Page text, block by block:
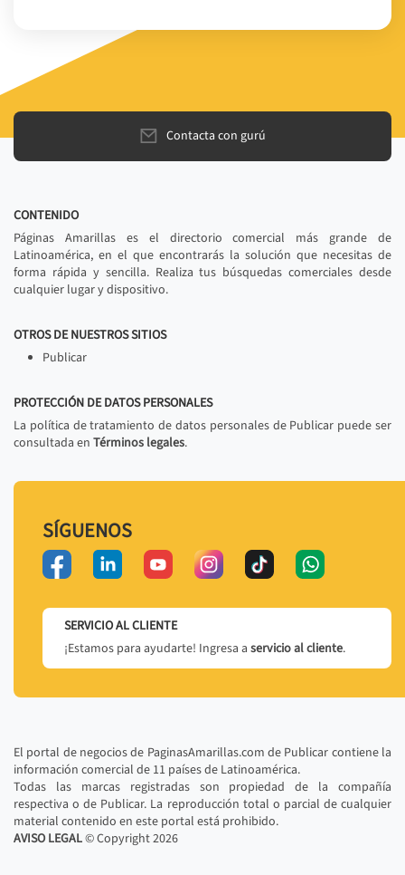
Contacta con gurú
CONTENIDO
Páginas Amarillas es el directorio comercial más grande de
Latinoamérica, en el que encontrarás la solución que necesitas de
forma rápida y sencilla. Realiza tus búsquedas comerciales desde
cualquier lugar y dispositivo.
OTROS DE NUESTROS SITIOS
Publicar
PROTECCIÓN DE DATOS PERSONALES
La política de tratamiento de datos personales de Publicar puede ser
consultada en Términos legales.
SÍGUENOS
SERVICIO AL CLIENTE
¡Estamos para ayudarte! Ingresa a servicio al cliente.
El portal de negocios de PaginasAmarillas.com de Publicar contiene la
información comercial de 11 países de Latinoamérica.
Todas las marcas registradas son propiedad de la compañía
respectiva o de Publicar. La reproducción total o parcial de cualquier
material contenido en este portal está prohibido.
AVISO LEGAL© Copyright2026